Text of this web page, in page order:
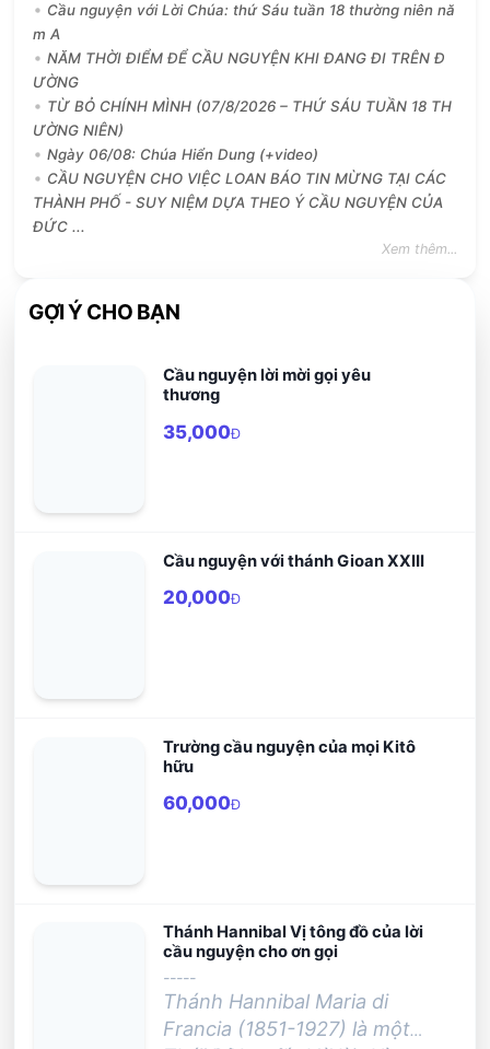
Cầu nguyện với Lời Chúa: thứ Sáu tuần 18 thường niên nă
m A
NĂM THỜI ĐIỂM ĐỂ CẦU NGUYỆN KHI ĐANG ĐI TRÊN Đ
ƯỜNG
TỪ BỎ CHÍNH MÌNH (07/8/2026 – THỨ SÁU TUẦN 18 TH
ƯỜNG NIÊN)
Ngày 06/08: Chúa Hiển Dung (+video)
CẦU NGUYỆN CHO VIỆC LOAN BÁO TIN MỪNG TẠI CÁC
THÀNH PHỐ - SUY NIỆM DỰA THEO Ý CẦU NGUYỆN CỦA
ĐỨC ...
Xem thêm...
GỢI Ý CHO BẠN
Cầu nguyện lời mời gọi yêu
thương
35,000Đ
Cầu nguyện với thánh Gioan XXIII
20,000Đ
Trường cầu nguyện của mọi Kitô
hữu
60,000Đ
Thánh Hannibal Vị tông đồ của lời
cầu nguyện cho ơn gọi
-----
Thánh Hannibal Maria di
Francia (1851-1927) là một